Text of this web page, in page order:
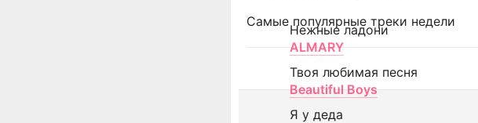
Самые популярные треки недели
Нежные ладони
ALMARY
Твоя любимая песня
Beautiful Boys
Я у деда